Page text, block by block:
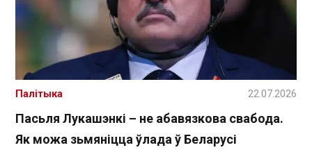
Пасьля Лукашэнкі – не абавязкова свабода.
Як можа зьмяніцца ўлада ў Беларусі
Палітыка 22.07.2026